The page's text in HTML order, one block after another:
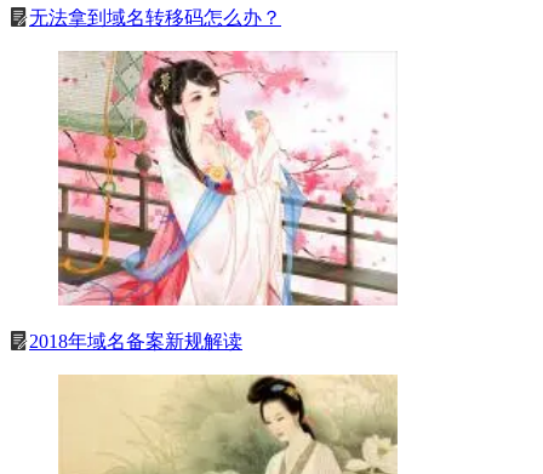
无法拿到域名转移码怎么办？
2018年域名备案新规解读